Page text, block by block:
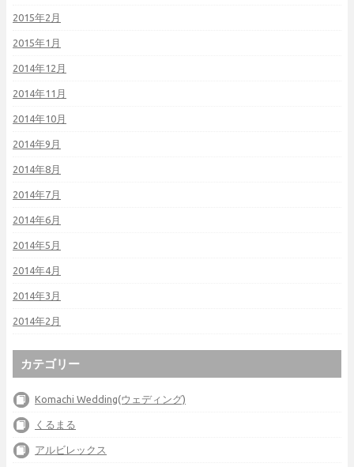
2015年2月
2015年1月
2014年12月
2014年11月
2014年10月
2014年9月
2014年8月
2014年7月
2014年6月
2014年5月
2014年4月
2014年3月
2014年2月
カテゴリー
Komachi Wedding(ウェディング)
くるまる
アルビレックス